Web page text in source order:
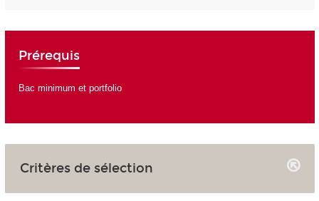
Prérequis
Bac minimum et portfolio
Critères de sélection